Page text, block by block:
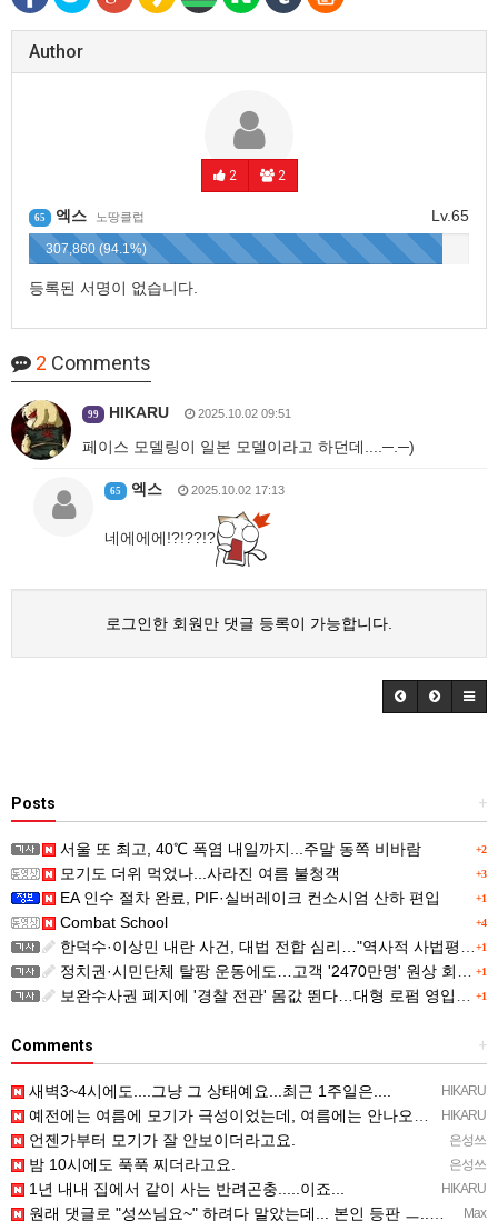
Author
2 2
Lv.65
65 엑스 노땅클럽
307,860 (94.1%)
등록된 서명이 없습니다.
2 Comments
99 HIKARU 2025.10.02 09:51
페이스 모델링이 일본 모델이라고 하던데....─.─)
65 엑스 2025.10.02 17:13
네에에에!?!??!?
로그인한 회원만 댓글 등록이 가능합니다.
+
Posts
+2
서울 또 최고, 40℃ 폭염 내일까지...주말 동쪽 비바람
+3
모기도 더위 먹었나...사라진 여름 불청객
+1
EA 인수 절차 완료, PIF·실버레이크 컨소시엄 산하 편입
+4
Combat School
+1
한덕수·이상민 내란 사건, 대법 전합 심리…"역사적 사법평가"(종합)
+1
정치권·시민단체 탈팡 운동에도…고객 '2470만명' 원상 회복, "고물가에 돌팡"
+1
보완수사권 폐지에 '경찰 전관' 몸값 뛴다…대형 로펌 영입전쟁
+
Comments
HIKARU
새벽3~4시에도....그냥 그 상태예요...최근 1주일은....
HIKARU
예전에는 여름에 모기가 극성이었는데, 여름에는 안나오는 것 같은.....ㅎ ㅎ)
은성쓰
언젠가부터 모기가 잘 안보이더라고요.
은성쓰
밤 10시에도 푹푹 찌더라고요.
HIKARU
1년 내내 집에서 같이 사는 반려곤충.....이죠...
Max
원래 댓글로 "성쓰님요~" 하려다 말았는데... 본인 등판 ㅡ..ㅡy~